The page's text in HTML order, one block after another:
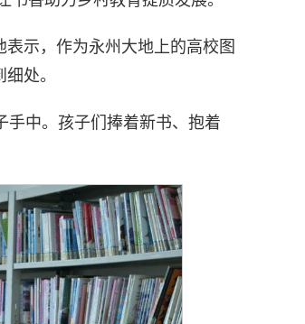
示，作为永州大地上的高校图
处。
手中。孩子们捧着新书、抱着